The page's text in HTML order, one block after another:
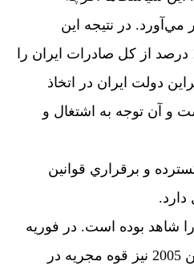
مي‌آورد. در نتيجه اين
سياست‌ها تورم به 13 درصد رسيده است. بخش غير نفتي تنها 15 درصد از كل صادرات ايران را
دولت ايران در اتخاذ
و آن توجه به اشتغال و
و برقراري قوانين
دارد.
شاهد بوده است. در فوريه
2004 محافظه‌كاران اكثريت پارلمان را در دست گرفتند و در ژوئن 2005 نيز قوه مجريه در